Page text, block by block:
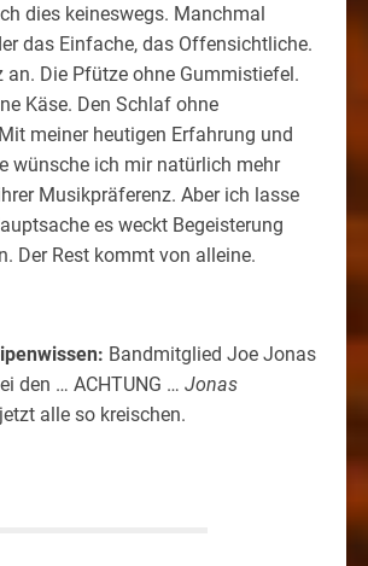
dies keineswegs. Manchmal
das Einfache, das Offensichtliche.
an. Die Pfütze ohne Gummistiefel.
Käse. Den Schlaf ohne
meiner heutigen Erfahrung und
wünsche ich mir natürlich mehr
Musikpräferenz. Aber ich lasse
es weckt Begeisterung
Der Rest kommt von alleine.
Bandmitglied Joe Jonas
den … ACHTUNG … Jonas
alle so kreischen.